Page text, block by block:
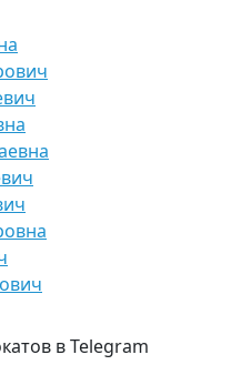
в Telegram